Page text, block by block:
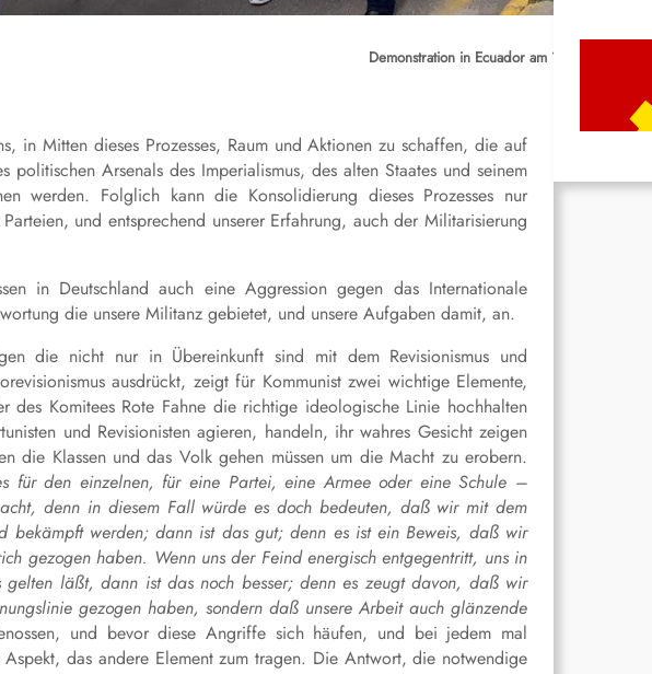
Demonstration in Ecuador am 1. Mai
in Mitten dieses Prozesses, Raum und Aktionen zu schaffen, die auf
Arsenals des Imperialismus, des alten Staates und seinem
werden. Folglich kann die Konsolidierung dieses Prozesses nur
und entsprechend unserer Erfahrung, auch der Militarisierung
in Deutschland auch eine Aggression gegen das Internationale
die unsere Militanz gebietet, und unsere Aufgaben damit, an.
die nicht nur in Übereinkunft sind mit dem Revisionismus und
ausdrückt, zeigt für Kommunist zwei wichtige Elemente,
des Komitees Rote Fahne die richtige ideologische Linie hochhalten
und Revisionisten agieren, handeln, ihr wahres Gesicht zeigen
die Klassen und das Volk gehen müssen um die Macht zu erobern.
für den einzelnen, für eine Partei, eine Armee oder eine Schule –
denn in diesem Fall würde es doch bedeuten, daß wir mit dem
bekämpft werden; dann ist das gut; denn es ist ein Beweis, daß wir
gezogen haben. Wenn uns der Feind energisch entgegentritt, uns in
läßt, dann ist das noch besser; denn es zeugt davon, daß wir
gezogen haben, sondern daß unsere Arbeit auch glänzende
und bevor diese Angriffe sich häufen, und bei jedem mal
das andere Element zum tragen. Die Antwort, die notwendige